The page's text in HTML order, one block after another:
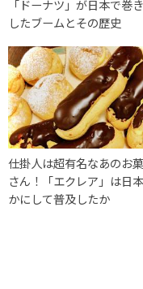
「ドーナツ」が日本で巻
したブームとその歴史
仕掛人は超有名なあのお
さん！「エクレア」は日
かにして普及したか